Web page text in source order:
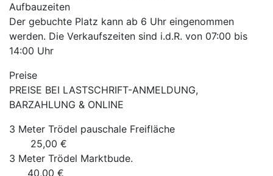
Aufbauzeiten
Der gebuchte Platz kann ab 6 Uhr eingenommen
werden. Die Verkaufszeiten sind i.d.R. von 07:00 bis
14:00 Uhr
Preise
PREISE BEI LASTSCHRIFT-ANMELDUNG,
BARZAHLUNG & ONLINE
3 Meter Trödel pauschale Freifläche
25,00 €
3 Meter Trödel Marktbude.
40,00 €